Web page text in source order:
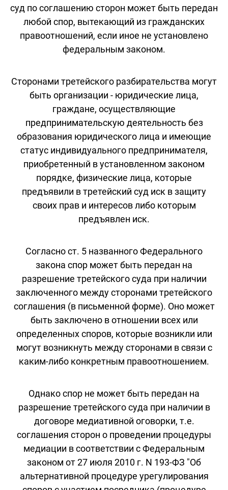
суд по соглашению сторон может быть передан
любой спор, вытекающий из гражданских
правоотношений, если иное не установлено
федеральным законом.
Сторонами третейского разбирательства могут
быть организации - юридические лица,
граждане, осуществляющие
предпринимательскую деятельность без
образования юридического лица и имеющие
статус индивидуального предпринимателя,
приобретенный в установленном законом
порядке, физические лица, которые
предъявили в третейский суд иск в защиту
своих прав и интересов либо которым
предъявлен иск.
Согласно ст. 5 названного Федерального
закона спор может быть передан на
разрешение третейского суда при наличии
заключенного между сторонами третейского
соглашения (в письменной форме). Оно может
быть заключено в отношении всех или
определенных споров, которые возникли или
могут возникнуть между сторонами в связи с
каким-либо конкретным правоотношением.
Однако спор не может быть передан на
разрешение третейского суда при наличии в
договоре медиативной оговорки, т.е.
соглашения сторон о проведении процедуры
медиации в соответствии с Федеральным
законом от 27 июля 2010 г. N 193-ФЗ "Об
альтернативной процедуре урегулирования